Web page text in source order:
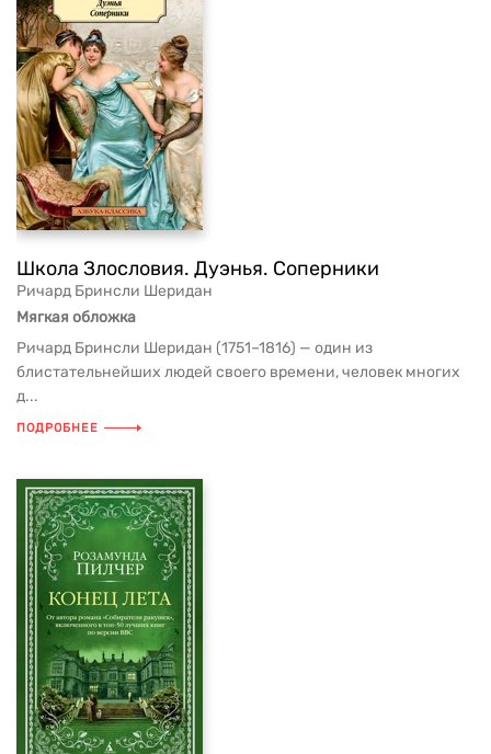
Школа Злословия. Дуэнья. Соперники
Ричард Бринсли Шеридан
Мягкая обложка
Ричард Бринсли Шеридан (1751–1816) — один из
блистательнейших людей своего времени, человек многих
д...
ПОДРОБНЕЕ